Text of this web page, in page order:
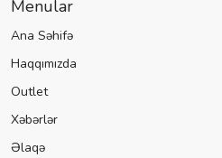
Menular
Ana Səhifə
Haqqımızda
Outlet
Xəbərlər
Əlaqə